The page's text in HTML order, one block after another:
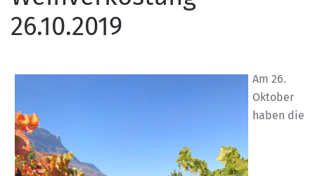
26.10.2019
Am 26.
Oktober
haben die